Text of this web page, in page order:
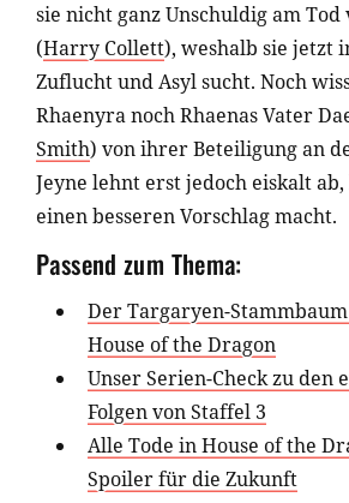
sie nicht ganz Unschuldig am Tod
(Harry Collett), weshalb sie jetzt
Zuflucht und Asyl sucht. Noch
Rhaenyra noch Rhaenas Vater
Smith) von ihrer Beteiligung an
Jeyne lehnt erst jedoch eiskalt ab,
einen besseren Vorschlag macht.
Passend zum Thema:
Der Targaryen-
House of the Dragon
Unser Serien-Check zu den
Folgen von Staffel 3
Alle Tode in House of the
Spoiler für die Zukunft